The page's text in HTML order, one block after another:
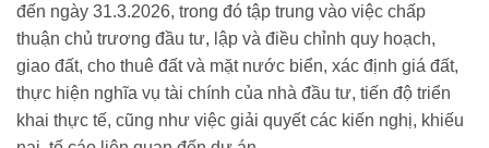
đến ngày 31.3.2026, trong đó tập trung vào việc chấp
thuận chủ trương đầu tư, lập và điều chỉnh quy hoạch,
giao đất, cho thuê đất và mặt nước biển, xác định giá đất,
thực hiện nghĩa vụ tài chính của nhà đầu tư, tiến độ triển
khai thực tế, cũng như việc giải quyết các kiến nghị, khiếu